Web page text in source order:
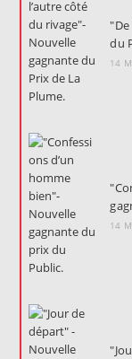
du
14
14